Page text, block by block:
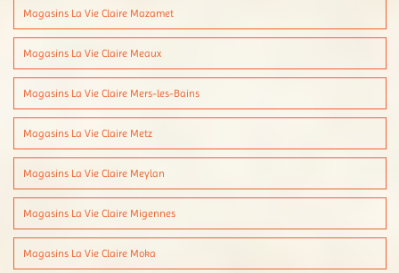
Magasins La Vie Claire Mazamet
Magasins La Vie Claire Meaux
Magasins La Vie Claire Mers-les-Bains
Magasins La Vie Claire Metz
Magasins La Vie Claire Meylan
Magasins La Vie Claire Migennes
Magasins La Vie Claire Moka